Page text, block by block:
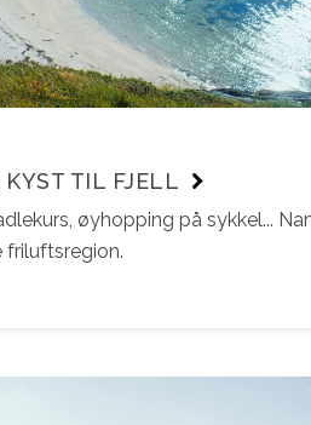
TIL FJELL
øyhopping på sykkel...
friluftsregion.